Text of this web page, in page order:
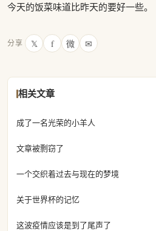
今天的饭菜味道比昨天的要好一些。
分享 𝕏 f 微 ✉
相关文章
成了一名光荣的小羊人
文章被剽窃了
一个交织着过去与现在的梦境
关于世界杯的记忆
这波疫情应该是到了尾声了